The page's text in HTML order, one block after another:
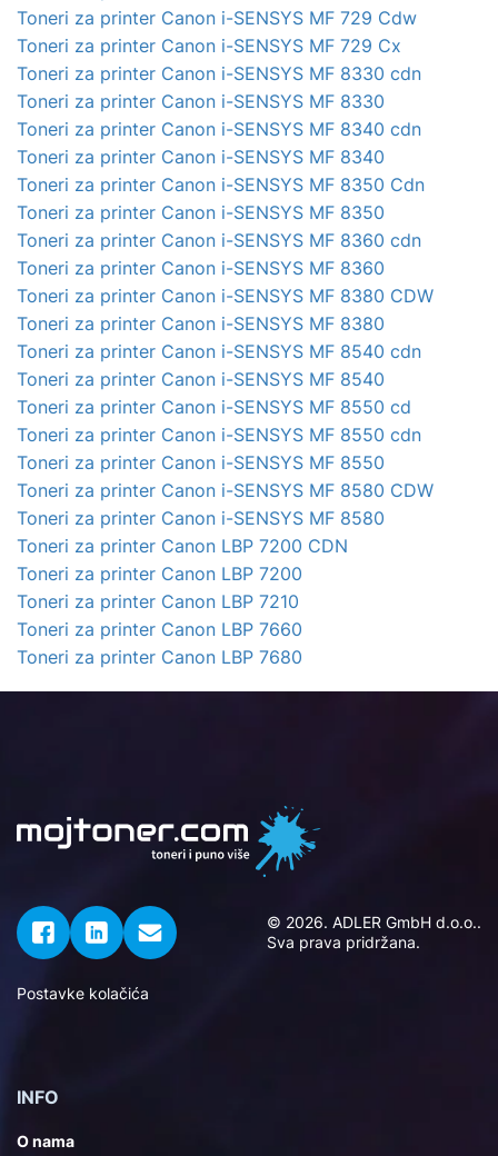
Toneri za printer Canon i-SENSYS MF 729 Cdw
Toneri za printer Canon i-SENSYS MF 729 Cx
Toneri za printer Canon i-SENSYS MF 8330 cdn
Toneri za printer Canon i-SENSYS MF 8330
Toneri za printer Canon i-SENSYS MF 8340 cdn
Toneri za printer Canon i-SENSYS MF 8340
Toneri za printer Canon i-SENSYS MF 8350 Cdn
Toneri za printer Canon i-SENSYS MF 8350
Toneri za printer Canon i-SENSYS MF 8360 cdn
Toneri za printer Canon i-SENSYS MF 8360
Toneri za printer Canon i-SENSYS MF 8380 CDW
Toneri za printer Canon i-SENSYS MF 8380
Toneri za printer Canon i-SENSYS MF 8540 cdn
Toneri za printer Canon i-SENSYS MF 8540
Toneri za printer Canon i-SENSYS MF 8550 cd
Toneri za printer Canon i-SENSYS MF 8550 cdn
Toneri za printer Canon i-SENSYS MF 8550
Toneri za printer Canon i-SENSYS MF 8580 CDW
Toneri za printer Canon i-SENSYS MF 8580
Toneri za printer Canon LBP 7200 CDN
Toneri za printer Canon LBP 7200
Toneri za printer Canon LBP 7210
Toneri za printer Canon LBP 7660
Toneri za printer Canon LBP 7680
© 2026. ADLER GmbH d.o.o..
Sva prava pridržana.
Postavke kolačića
INFO
O nama